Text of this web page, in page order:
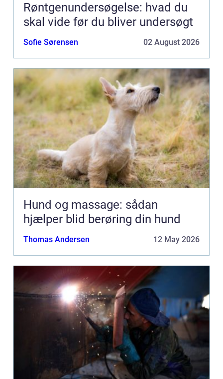
Røntgenundersøgelse: hvad du
skal vide før du bliver undersøgt
Sofie Sørensen 02 August 2026
Hund og massage: sådan
hjælper blid berøring din hund
Thomas Andersen 12 May 2026